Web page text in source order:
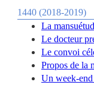
1440 (2018-2019)
La
Le docteur
Le convoi
Propos de la
Un week-